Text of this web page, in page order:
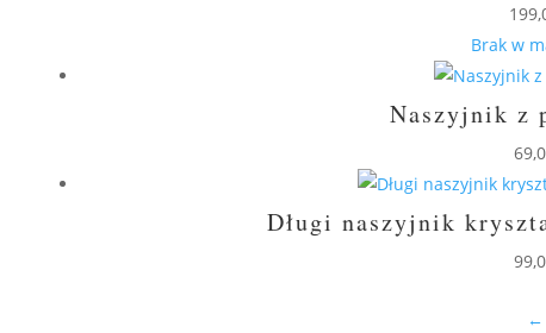
Brak w
Naszyjnik z
Długi naszyjnik
←